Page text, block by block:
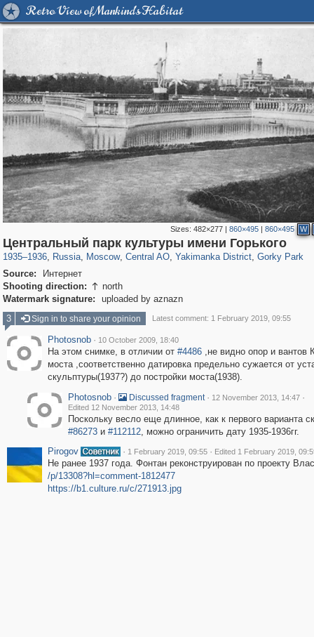
Retro View of Mankind's Habitat
Sizes:482×277 |860×495 |860×495 W
Центральный парк культуры имени Горького
1935–1936, Russia
1,407,269 29,248
, Moscow
319,878 8,286
, Central AO
160,021 5,916
, Yakimanka District
13,378 458
, Gorky Park
2,763 8
Source:
Интернет
Shooting direction:  north
Watermark signature:
uploaded by aznazn
3
Sign in to share your opinion Latest comment: 1 February 2019, 09:55
Photosnob · 10 October 2009, 18:40
На этом снимке, в отличии от #4486,не видно опор и вантов
моста ,соответственно датировка предельно сужается от
скульптуры(1937?) до постройки моста(1938).
Photosnob · Discussed fragment · 12 November 2013, 14:47 ·
Edited 12 November 2013, 14:48
Поскольку весло еще длинное, как к первого варианта
#86273и #112112, можно ограничить дату 1935-1936гг.
Pirogov
· 1 February 2019, 09:55 · Edited 1 February 2019,
Не ранее 1937 года. Фонтан реконструирован по проекту
/p/13308?hl=comment-1812477
https://b1.culture.ru/c/271913.jpg